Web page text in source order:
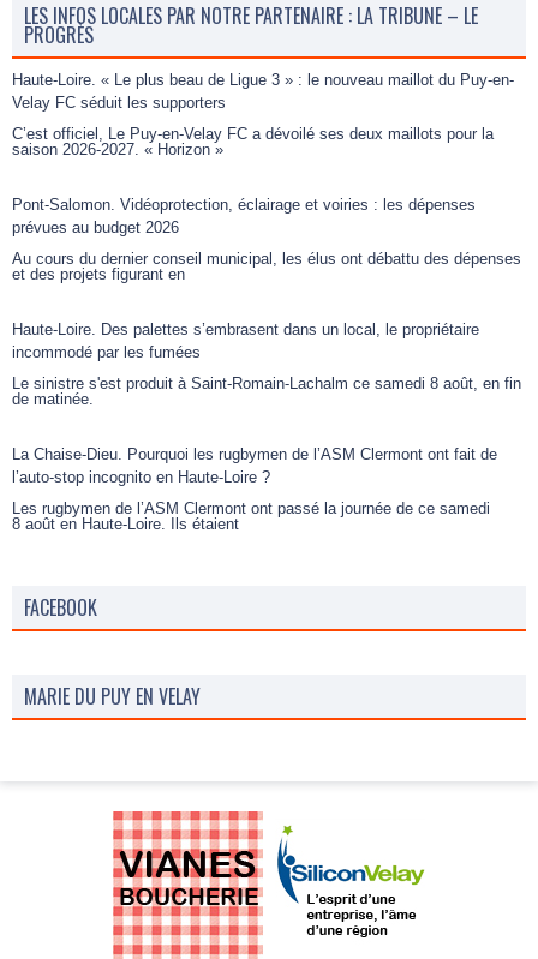
LES INFOS LOCALES PAR NOTRE PARTENAIRE : LA TRIBUNE – LE
PROGRÈS
Haute-Loire. « Le plus beau de Ligue 3 » : le nouveau maillot du Puy-en-
Velay FC séduit les supporters
C’est officiel, Le Puy-en-Velay FC a dévoilé ses deux maillots pour la
saison 2026-2027. « Horizon »
Pont-Salomon. Vidéoprotection, éclairage et voiries : les dépenses
prévues au budget 2026
Au cours du dernier conseil municipal, les élus ont débattu des dépenses
et des projets figurant en
Haute-Loire. Des palettes s’embrasent dans un local, le propriétaire
incommodé par les fumées
Le sinistre s'est produit à Saint-Romain-Lachalm ce samedi 8 août, en fin
de matinée.
La Chaise-Dieu. Pourquoi les rugbymen de l’ASM Clermont ont fait de
l’auto-stop incognito en Haute-Loire ?
Les rugbymen de l’ASM Clermont ont passé la journée de ce samedi
8 août en Haute-Loire. Ils étaient
FACEBOOK
MARIE DU PUY EN VELAY